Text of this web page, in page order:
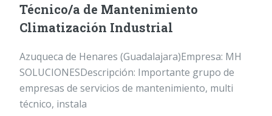
Técnico/a de Mantenimiento
Climatización Industrial
Azuqueca de Henares (Guadalajara)Empresa: MH
SOLUCIONESDescripción: Importante grupo de
empresas de servicios de mantenimiento, multi
técnico, instala